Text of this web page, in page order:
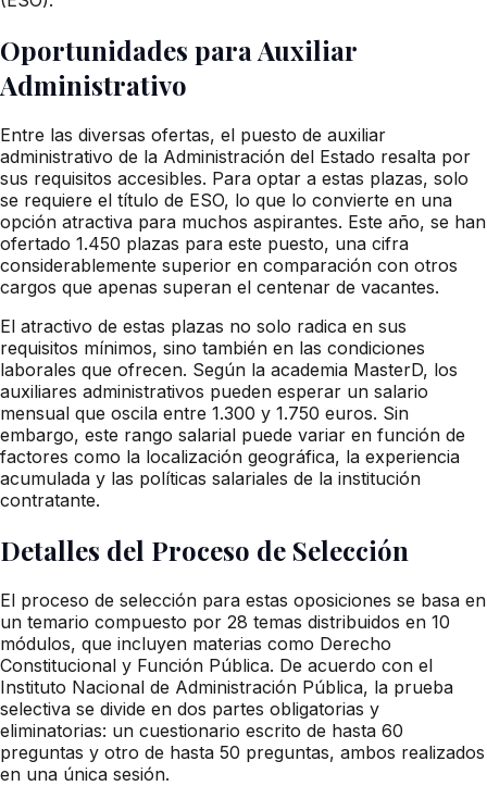
Oportunidades para Auxiliar
Administrativo
Entre las diversas ofertas, el puesto de auxiliar
administrativo de la Administración del Estado resalta por
sus requisitos accesibles. Para optar a estas plazas, solo
se requiere el título de ESO, lo que lo convierte en una
opción atractiva para muchos aspirantes. Este año, se han
ofertado 1.450 plazas para este puesto, una cifra
considerablemente superior en comparación con otros
cargos que apenas superan el centenar de vacantes.
El atractivo de estas plazas no solo radica en sus
requisitos mínimos, sino también en las condiciones
laborales que ofrecen. Según la academia MasterD, los
auxiliares administrativos pueden esperar un salario
mensual que oscila entre 1.300 y 1.750 euros. Sin
embargo, este rango salarial puede variar en función de
factores como la localización geográfica, la experiencia
acumulada y las políticas salariales de la institución
contratante.
Detalles del Proceso de Selección
El proceso de selección para estas oposiciones se basa en
un temario compuesto por 28 temas distribuidos en 10
módulos, que incluyen materias como Derecho
Constitucional y Función Pública. De acuerdo con el
Instituto Nacional de Administración Pública, la prueba
selectiva se divide en dos partes obligatorias y
eliminatorias: un cuestionario escrito de hasta 60
preguntas y otro de hasta 50 preguntas, ambos realizados
en una única sesión.